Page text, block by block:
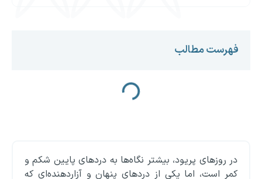
فهرست مطالب
در روزهای پریود، بیشتر نگاه‌ها به دردهای پایین شکم و
کمر است، اما یکی از دردهای پنهان و آزاردهنده‌ای که